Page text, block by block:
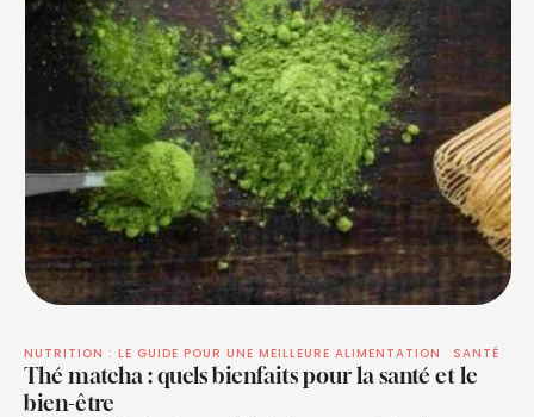
NUTRITION : LE GUIDE POUR UNE MEILLEURE ALIMENTATION SANTÉ
Thé matcha : quels bienfaits pour la santé et le
bien-être